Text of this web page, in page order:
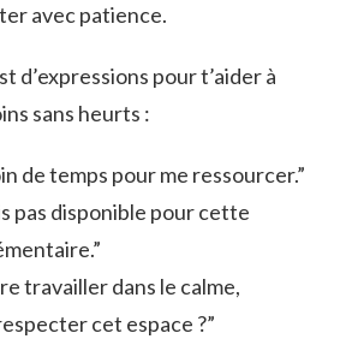
avec patience.
d’expressions pour t’aider à
sans heurts :
de temps pour me ressourcer.”
pas disponible pour cette
travailler dans le calme,
cet espace ?”